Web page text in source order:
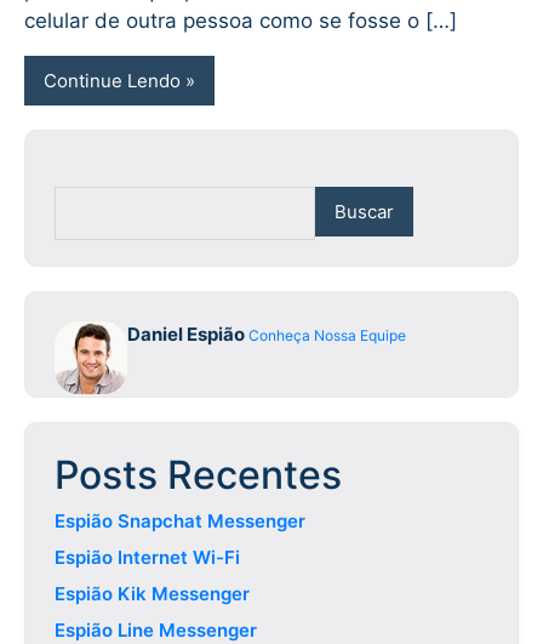
celular de outra pessoa como se fosse o […]
Continue Lendo
Buscar
Daniel Espião Conheça Nossa Equipe
Posts Recentes
Espião Snapchat Messenger
Espião Internet Wi-Fi
Espião Kik Messenger
Espião Line Messenger